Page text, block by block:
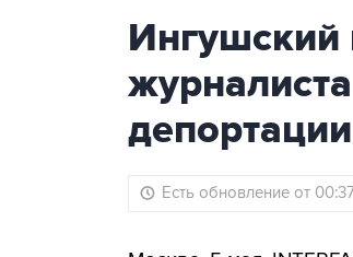
Ингушский
депортации
Есть обновление от